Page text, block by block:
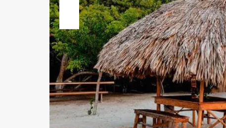
Previous